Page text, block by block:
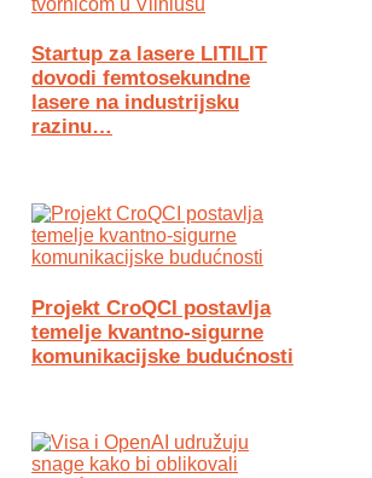
Startup za lasere LITILIT
dovodi femtosekundne
lasere na industrijsku
razinu…
Projekt CroQCI postavlja
temelje kvantno-sigurne
komunikacijske budućnosti